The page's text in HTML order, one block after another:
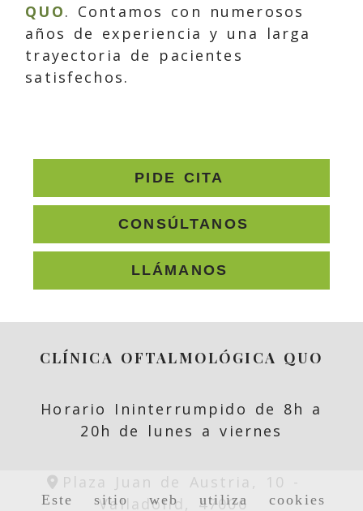
Este sitio web utiliza cookies
QUO. Contamos con numerosos
años de experiencia y una larga
trayectoria de pacientes
satisfechos.
PIDE CITA
CONSÚLTANOS
LLÁMANOS
CLÍNICA OFTALMOLÓGICA QUO
Horario Ininterrumpido de 8h a
20h de lunes a viernes
Plaza Juan de Austria, 10 -
Valladolid, 47006